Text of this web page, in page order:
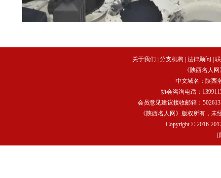
关于我们 分支机构 法律顾问
《陕西名人
中文域名： 陕西
协会咨询电话：
会员意见建议接收邮箱：
《陕西名人网》版权所有，
Copyright © 2016-
[